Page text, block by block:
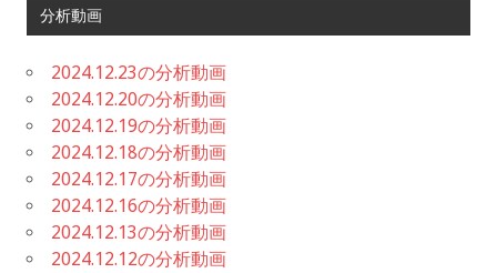
分析動画
2024.12.23の分析動画
2024.12.20の分析動画
2024.12.19の分析動画
2024.12.18の分析動画
2024.12.17の分析動画
2024.12.16の分析動画
2024.12.13の分析動画
2024.12.12の分析動画